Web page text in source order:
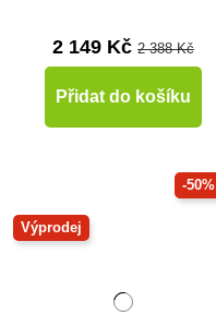
2 149 Kč 2 388 Kč
Přidat do košíku
-50%
Výprodej